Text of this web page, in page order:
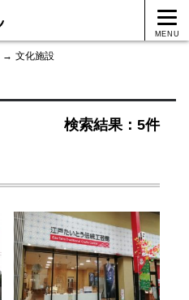
MENU
文化施設
検索結果：5件